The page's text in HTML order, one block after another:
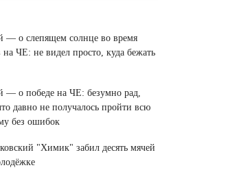
— о слепящем солнце во время
ЧЕ: не видел просто, куда бежать
— о победе на ЧЕ: безумно рад,
давно не получалось пройти всю
без ошибок
"Химик" забил десять мячей